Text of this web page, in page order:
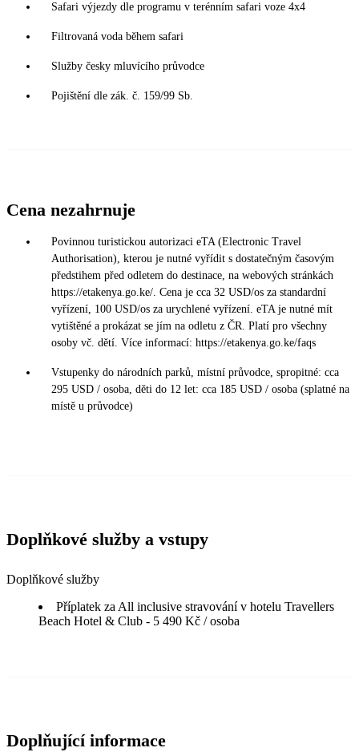
Safari výjezdy dle programu v terénním safari voze 4x4
Filtrovaná voda během safari
Služby česky mluvícího průvodce
Pojištění dle zák. č. 159/99 Sb.
Cena nezahrnuje
Povinnou turistickou autorizaci eTA (Electronic Travel
Authorisation), kterou je nutné vyřídit s dostatečným časovým
předstihem před odletem do destinace, na webových stránkách
https://etakenya.go.ke/. Cena je cca 32 USD/os za standardní
vyřízení, 100 USD/os za urychlené vyřízení. eTA je nutné mít
vytištěné a prokázat se jím na odletu z ČR. Platí pro všechny
osoby vč. dětí. Více informací: https://etakenya.go.ke/faqs
Vstupenky do národních parků, místní průvodce, spropitné: cca
295 USD / osoba, děti do 12 let: cca 185 USD / osoba (splatné na
místě u průvodce)
Doplňkové služby a vstupy
Doplňkové služby
Příplatek za All inclusive stravování v hotelu Travellers
Beach Hotel & Club - 5 490 Kč / osoba
Doplňující informace